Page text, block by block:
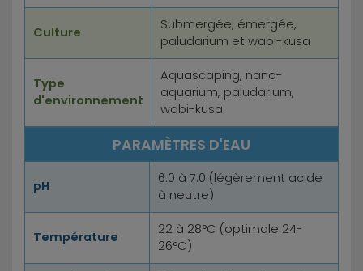
Culture
Submergée, émergée,
paludarium et wabi-kusa
Type
d'environnement
Aquascaping, nano-
aquarium, paludarium,
wabi-kusa
PARAMÈTRES D'EAU
pH
6.0 à 7.0 (légèrement acide
à neutre)
Température
22 à 28°C (optimale 24-
26°C)